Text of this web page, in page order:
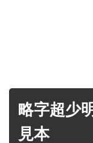
略字超少
見本